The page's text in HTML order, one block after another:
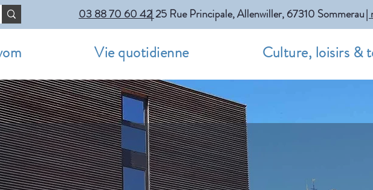
03 88 70 60 42 |
| 25 Rue Principale, Allenwiller, 67310 Sommerau
Vie quotidienne Culture, loisirs &